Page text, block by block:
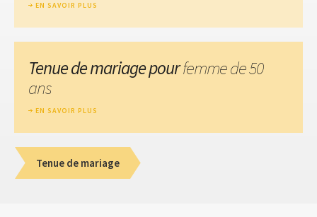
EN SAVOIR PLUS
Tenue de mariage pourfemme de 50
ans
EN SAVOIR PLUS
Tenue de mariage